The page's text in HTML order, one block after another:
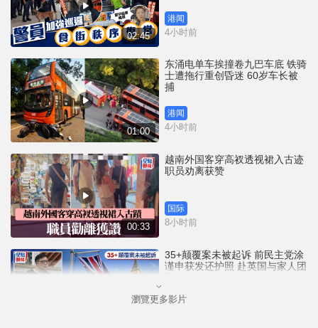
02:45
港闻
4小时前
01:00
东涌电单车挨撞卷九巴车底 铁骑
士遭拖行重创昏迷 60岁车长被
捕
港闻
4小时前
00:33
越南外国客穿高衩透视裙入古迹
职员劝离获赞
国际
8小时前
35+颠覆案未被起诉 前民主党涂
谨申获发还护照 赴英国与家人团
港闻
瀏覽更多影片